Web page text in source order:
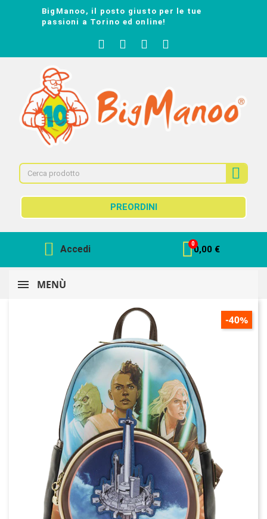
BigManoo, il posto giusto per le tue
passioni a Torino ed online!
PREORDINI
Accedi 0,00 €
MENÙ
-40%